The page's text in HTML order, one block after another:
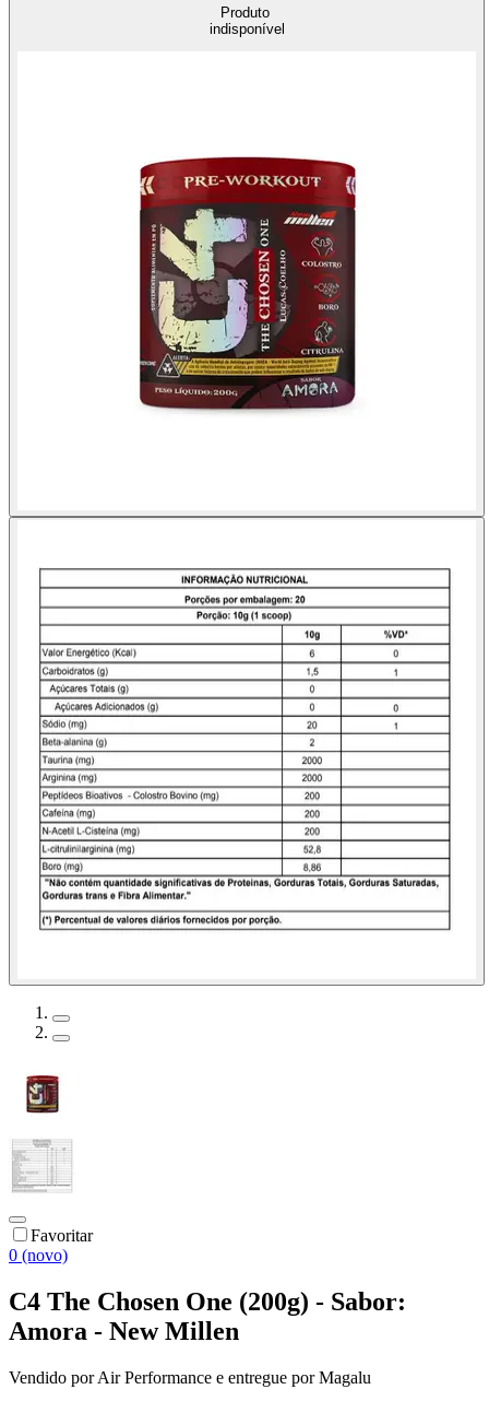
Produto
indisponível
Favoritar
0 (novo)
C4 The Chosen One (200g) - Sabor:
Amora - New Millen
Vendido porAir Performance e entregue por Magalu